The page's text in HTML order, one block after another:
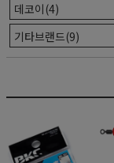
데코이(4)
기타브랜드(9)